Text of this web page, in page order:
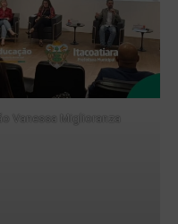
Vanessa Miglioranza